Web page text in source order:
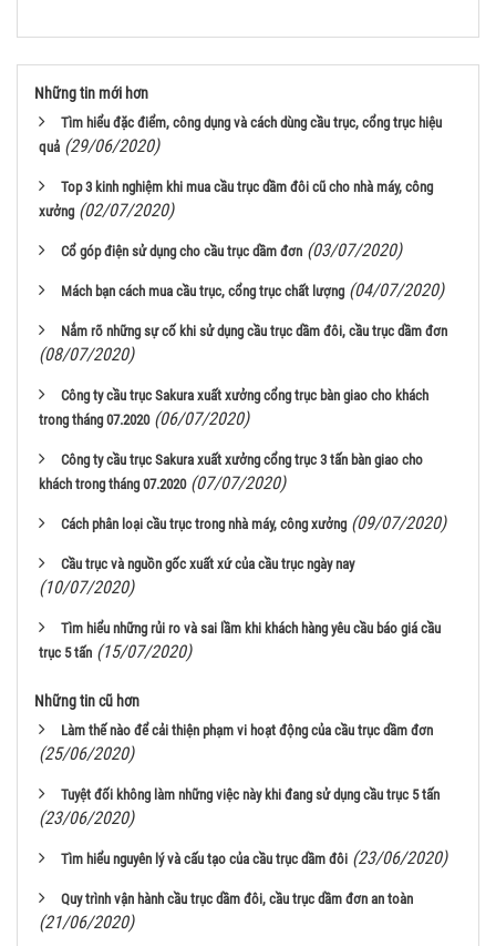
Những tin mới hơn
Tìm hiểu đặc điểm, công dụng và cách dùng cầu trục, cổng trục hiệu
quả (29/06/2020)
Top 3 kinh nghiệm khi mua cầu trục dầm đôi cũ cho nhà máy, công
xưởng (02/07/2020)
Cổ góp điện sử dụng cho cầu trục dầm đơn (03/07/2020)
Mách bạn cách mua cầu trục, cổng trục chất lượng (04/07/2020)
Nắm rõ những sự cố khi sử dụng cầu trục dầm đôi, cầu trục dầm đơn
(08/07/2020)
Công ty cầu trục Sakura xuất xưởng cổng trục bàn giao cho khách
trong tháng 07.2020 (06/07/2020)
Công ty cầu trục Sakura xuất xưởng cổng trục 3 tấn bàn giao cho
khách trong tháng 07.2020 (07/07/2020)
Cách phân loại cầu trục trong nhà máy, công xưởng (09/07/2020)
Cầu trục và nguồn gốc xuất xứ của cầu trục ngày nay
(10/07/2020)
Tìm hiểu những rủi ro và sai lầm khi khách hàng yêu cầu báo giá cầu
trục 5 tấn (15/07/2020)
Những tin cũ hơn
Làm thế nào để cải thiện phạm vi hoạt động của cầu trục dầm đơn
(25/06/2020)
Tuyệt đối không làm những việc này khi đang sử dụng cầu trục 5 tấn
(23/06/2020)
Tìm hiểu nguyên lý và cấu tạo của cầu trục dầm đôi (23/06/2020)
Quy trình vận hành cầu trục dầm đôi, cầu trục dầm đơn an toàn
(21/06/2020)